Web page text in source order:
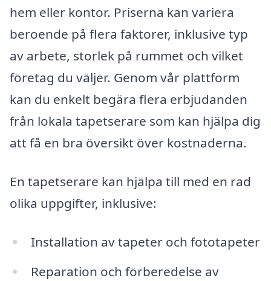
hem eller kontor. Priserna kan variera
beroende på flera faktorer, inklusive typ
av arbete, storlek på rummet och vilket
företag du väljer. Genom vår plattform
kan du enkelt begära flera erbjudanden
från lokala tapetserare som kan hjälpa dig
att få en bra översikt över kostnaderna.
En tapetserare kan hjälpa till med en rad
olika uppgifter, inklusive:
Installation av tapeter och fototapeter
Reparation och förberedelse av